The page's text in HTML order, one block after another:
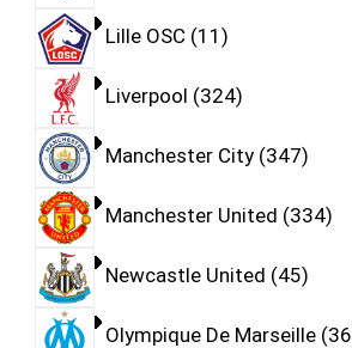
Lille OSC 11
Liverpool 324
Manchester City 347
Manchester United 334
Newcastle United 45
Olympique De Marseille 36